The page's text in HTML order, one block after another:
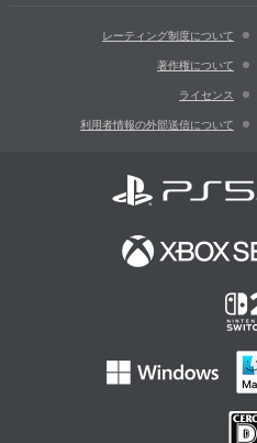
レーティング制度について
著作権について
ライセンス
利用者情報の外部送信について